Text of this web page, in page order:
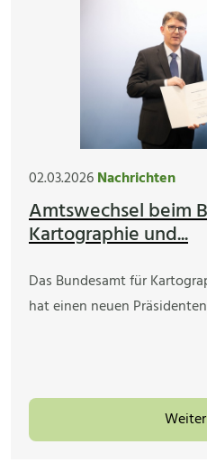
02.03.2026Nachrichten
Amtswechsel beim
Kartographie und...
Das Bundesamt für
hat einen neuen